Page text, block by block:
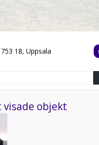
18, Uppsala
visade objekt